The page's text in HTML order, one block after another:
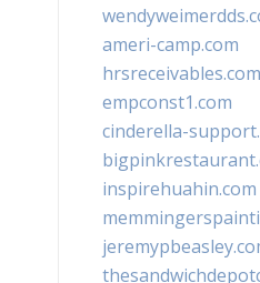
ameri-camp.com
hrsreceivables.com
empconst1.com
cinderella-
inspirehuahin.com